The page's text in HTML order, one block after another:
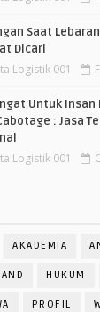
Saat
Dicari
Logistik 001
Untuk Insan
: Jasa
Logistik 001
AKADEMIA
HUKUM
PROFIL